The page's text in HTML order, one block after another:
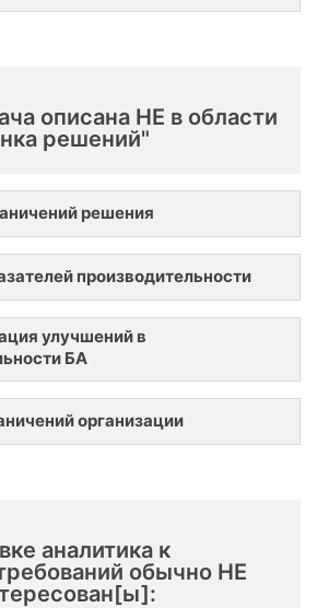
описана НЕ в области
решений"
решения
производительности
улучшений в
БА
организации
аналитика к
обычно НЕ